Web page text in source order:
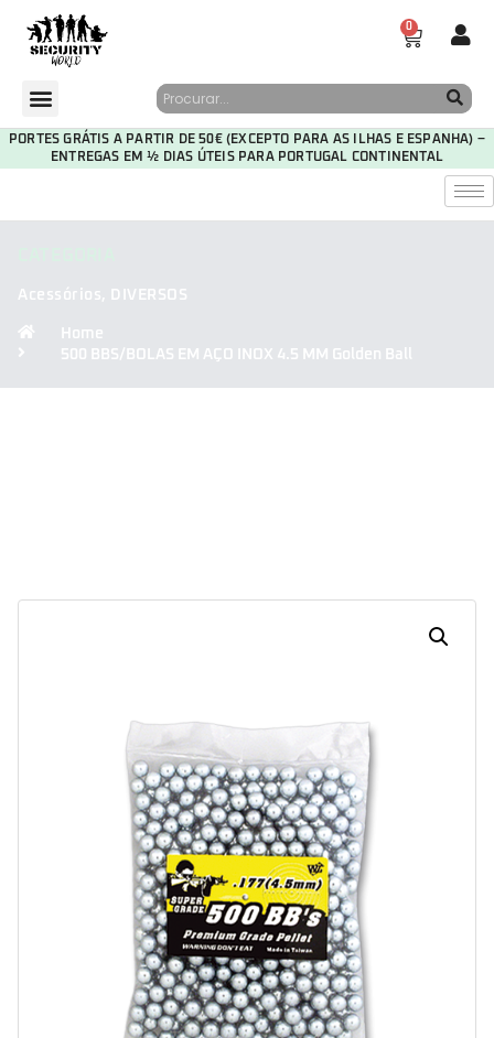
0
PORTES GRÁTIS A PARTIR DE 50€ (EXCEPTO PARA AS ILHAS E ESPANHA) –
ENTREGAS EM ½ DIAS ÚTEIS PARA PORTUGAL CONTINENTAL
Acessórios, DIVERSOS
Home
500 BBS/BOLAS EM AÇO INOX 4.5 MM Golden Ball